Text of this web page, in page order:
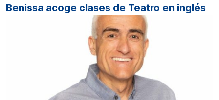
Benissa acoge clases de Teatro en inglés